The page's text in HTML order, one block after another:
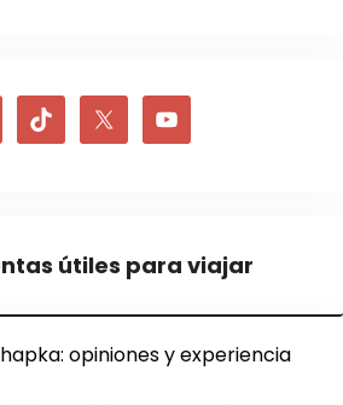
útiles para viajar
opiniones y experiencia